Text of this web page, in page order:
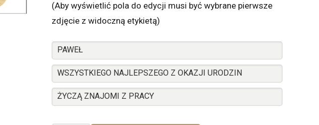
(Aby wyświetlić pola do edycji musi być wybrane pierwsze
zdjęcie z widoczną etykietą)